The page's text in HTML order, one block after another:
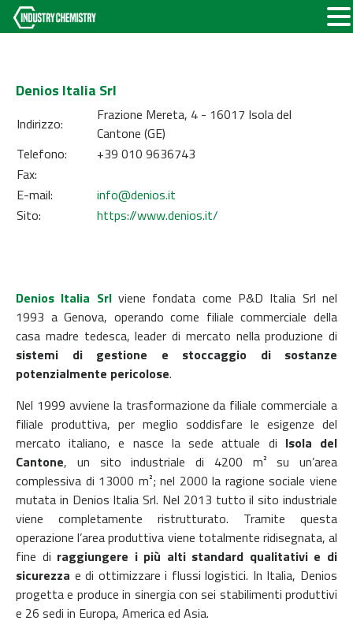
Denios Italia Srl
Indirizzo:
Frazione Mereta, 4 - 16017 Isola del
Cantone (GE)
Telefono:
+39 010 9636743
Fax:
E-mail:
info@denios.it
Sito:
https://www.denios.it/
Denios Italia Srl viene fondata come P&D Italia Srl nel
1993 a Genova, operando come filiale commerciale della
casa madre tedesca, leader di mercato nella produzione di
sistemi di gestione e stoccaggio di sostanze
potenzialmente pericolose.
Nel 1999 avviene la trasformazione da filiale commerciale a
filiale produttiva, per meglio soddisfare le esigenze del
mercato italiano, e nasce la sede attuale di Isola del
Cantone, un sito industriale di 4200 m² su un’area
complessiva di 13000 m²; nel 2000 la ragione sociale viene
mutata in Denios Italia Srl. Nel 2013 tutto il sito industriale
viene completamente ristrutturato. Tramite questa
operazione l’area produttiva viene totalmente ridisegnata, al
fine di raggiungere i più alti standard qualitativi e di
sicurezza e di ottimizzare i flussi logistici. In Italia, Denios
progetta e produce in sinergia con sei stabilimenti produttivi
e 26 sedi in Europa, America ed Asia.